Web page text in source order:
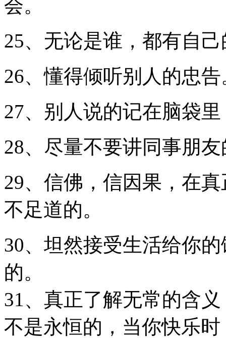
会。
25、无论是谁，都有自
26、懂得倾听别人的忠告
27、别人说的记在脑袋
28、尽量不要讲同事朋
29、信佛，信因果，在
不足道的。
30、坦然接受生活给你
的。
31、真正了解无常的含
不是永恒的，当你快乐